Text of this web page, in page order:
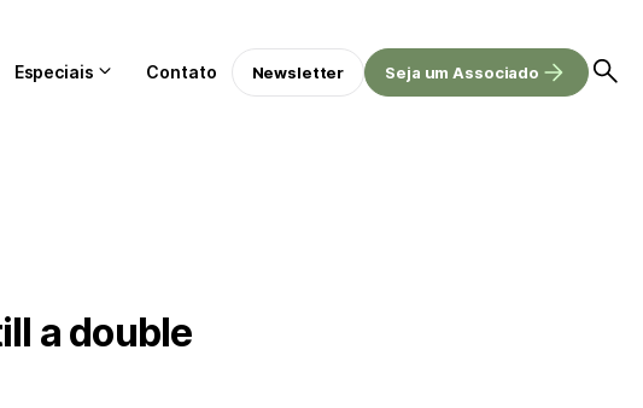
Especiais Contato Newsletter Seja um Associado
a double